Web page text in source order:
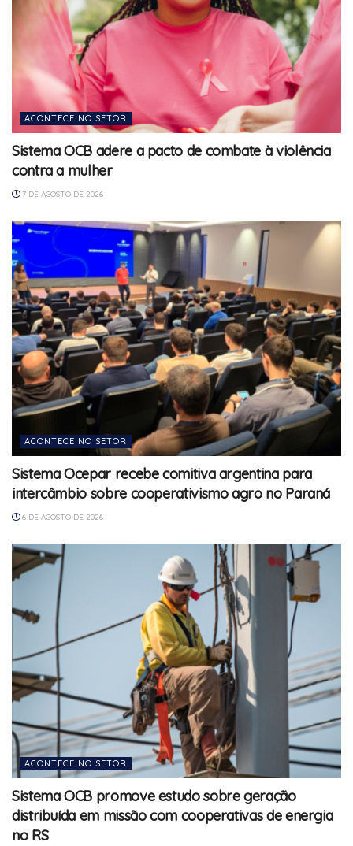
ACONTECE NO SETOR
Sistema OCB adere a pacto de combate à violência
contra a mulher
7 DE AGOSTO DE 2026
ACONTECE NO SETOR
Sistema Ocepar recebe comitiva argentina para
intercâmbio sobre cooperativismo agro no Paraná
6 DE AGOSTO DE 2026
ACONTECE NO SETOR
Sistema OCB promove estudo sobre geração
distribuída em missão com cooperativas de energia
no RS